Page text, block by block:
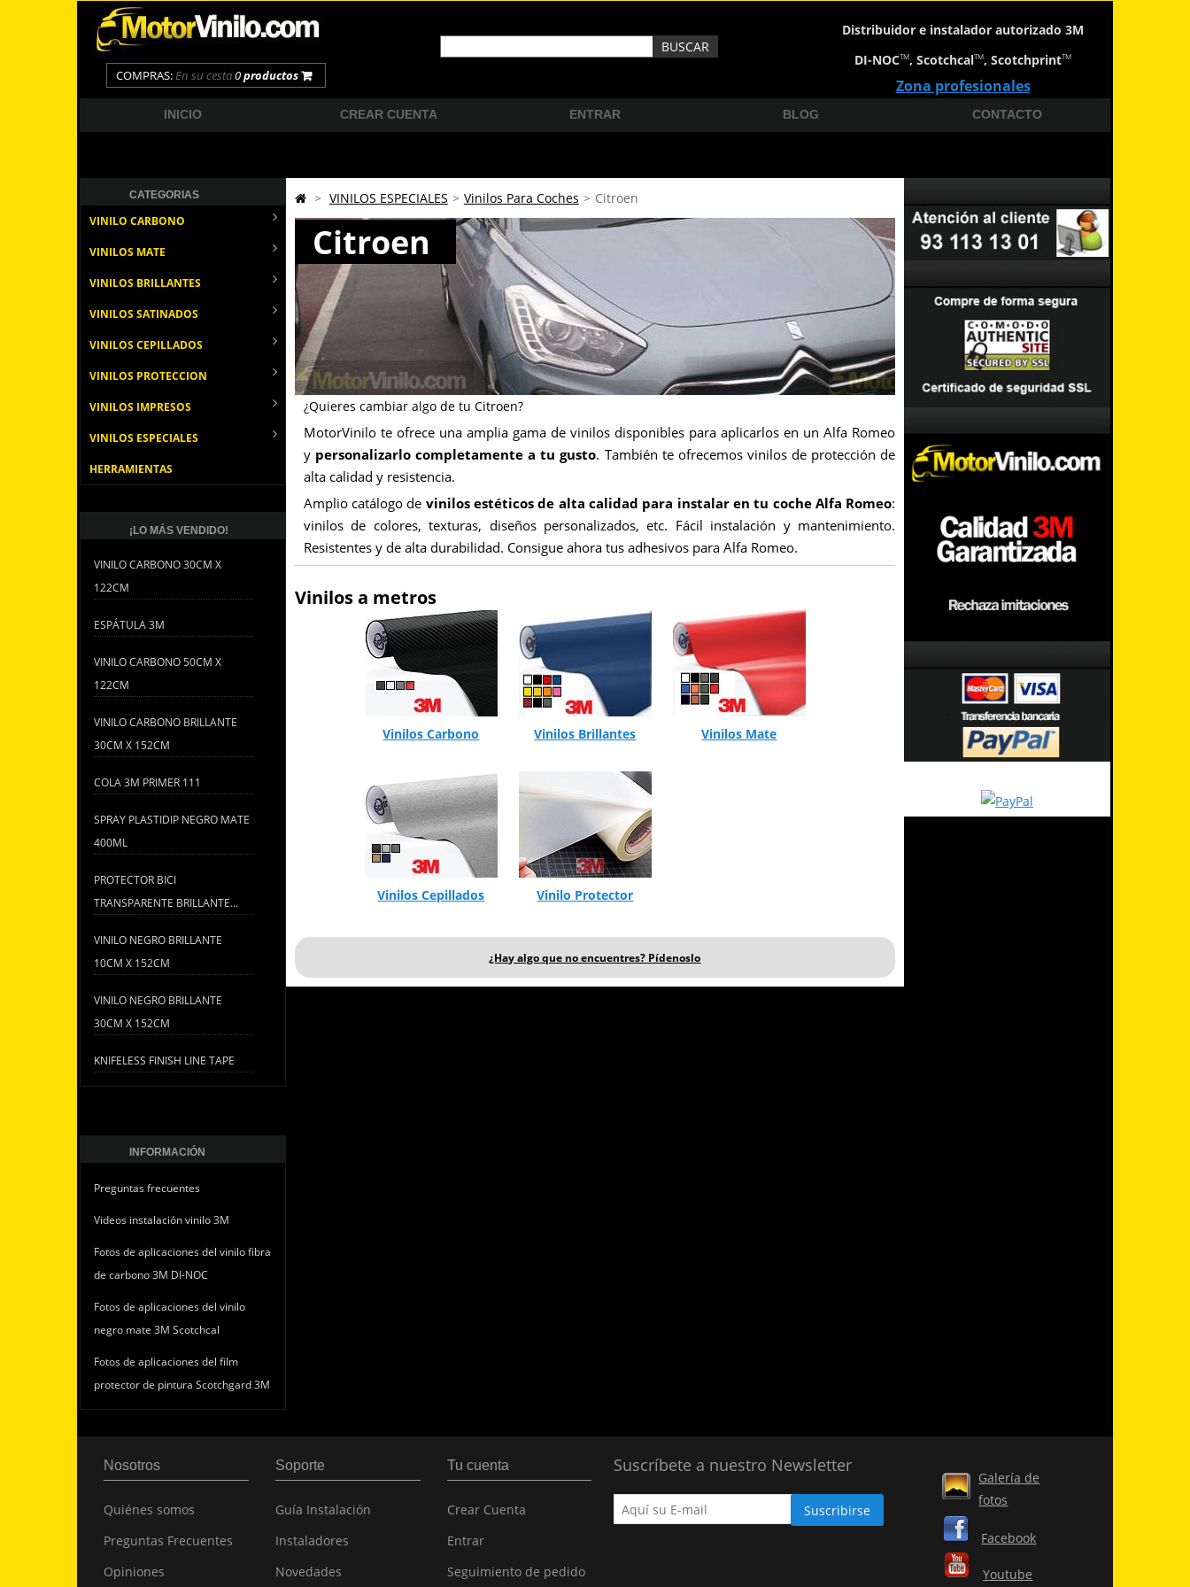
Distribuidor e instalador autorizado 3M
DI-NOCTM, ScotchcalTM, ScotchprintTM
Zona profesionales
COMPRAS:En su cesta0productos
INICIO CREAR CUENTA ENTRAR BLOG CONTACTO
CATEGORIAS
VINILO CARBONO
VINILOS MATE
VINILOS BRILLANTES
VINILOS SATINADOS
VINILOS CEPILLADOS
VINILOS PROTECCION
VINILOS IMPRESOS
VINILOS ESPECIALES
HERRAMIENTAS
¡LO MÁS VENDIDO!
VINILO CARBONO 30CM X
122CM
ESPÁTULA 3M
VINILO CARBONO 50CM X
122CM
VINILO CARBONO BRILLANTE
30CM X 152CM
COLA 3M PRIMER 111
SPRAY PLASTIDIP NEGRO MATE
400ML
PROTECTOR BICI
TRANSPARENTE BRILLANTE...
VINILO NEGRO BRILLANTE
10CM X 152CM
VINILO NEGRO BRILLANTE
30CM X 152CM
KNIFELESS FINISH LINE TAPE
INFORMACIÓN
Preguntas frecuentes
Videos instalación vinilo 3M
Fotos de aplicaciones del vinilo fibra
de carbono 3M DI-NOC
Fotos de aplicaciones del vinilo
negro mate 3M Scotchcal
Fotos de aplicaciones del film
protector de pintura Scotchgard 3M
> VINILOS ESPECIALES > Vinilos Para Coches > Citroen
Citroen
¿Quieres cambiar algo de tu Citroen?
MotorVinilo te ofrece una amplia gama de vinilos disponibles para aplicarlos en un Alfa Romeo
y personalizarlo completamente a tu gusto. También te ofrecemos vinilos de protección de
alta calidad y resistencia.
Amplio catálogo de vinilos estéticos de alta calidad para instalar en tu coche Alfa Romeo:
vinilos de colores, texturas, diseños personalizados, etc. Fácil instalación y mantenimiento.
Resistentes y de alta durabilidad. Consigue ahora tus adhesivos para Alfa Romeo.
Vinilos a metros
Vinilos Carbono Vinilos Brillantes Vinilos Mate
Vinilos Cepillados Vinilo Protector
¿Hay algo que no encuentres? Pídenoslo
Nosotros
Quiénes somos
Preguntas Frecuentes
Opiniones
Soporte
Guía Instalación
Instaladores
Novedades
Tu cuenta
Crear Cuenta
Entrar
Seguimiento de pedido
Suscríbete a nuestro Newsletter
Galería de
fotos
Facebook
Youtube